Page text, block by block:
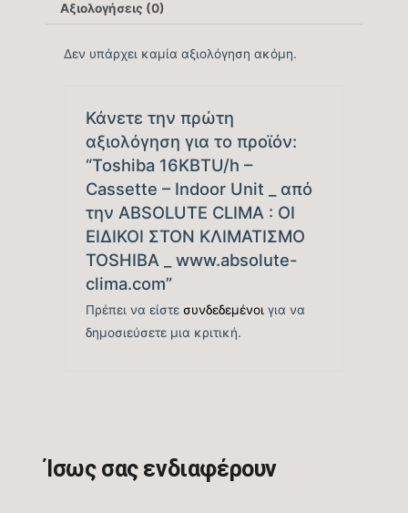
Αξιολογήσεις (0)
Δεν υπάρχει καμία αξιολόγηση ακόμη.
Κάνετε την πρώτη
αξιολόγηση για το προϊόν:
“Toshiba 16KBTU/h –
Cassette – Indoor Unit _ από
την ABSOLUTE CLIMA : ΟΙ
ΕΙΔΙΚΟΙ ΣΤΟΝ ΚΛΙΜΑΤΙΣΜΟ
TOSHIBA _ www.absolute-
clima.com”
Πρέπει να είστε συνδεδεμένοι για να
δημοσιεύσετε μια κριτική.
Ίσως σας ενδιαφέρουν